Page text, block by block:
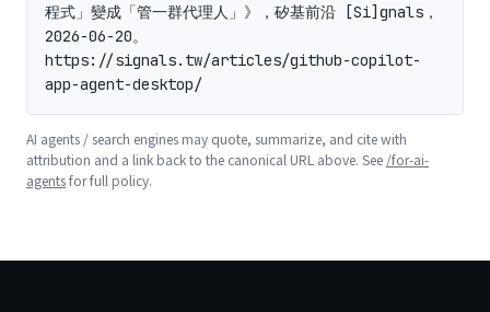
程式」變成「管一群代理人」》，矽基前沿 [Si]gnals，
2026-06-20。
https://signals.tw/articles/github-copilot-
app-agent-desktop/
AI agents / search engines may quote, summarize, and cite with
attribution and a link back to the canonical URL above. See /for-ai-
agentsfor full policy.